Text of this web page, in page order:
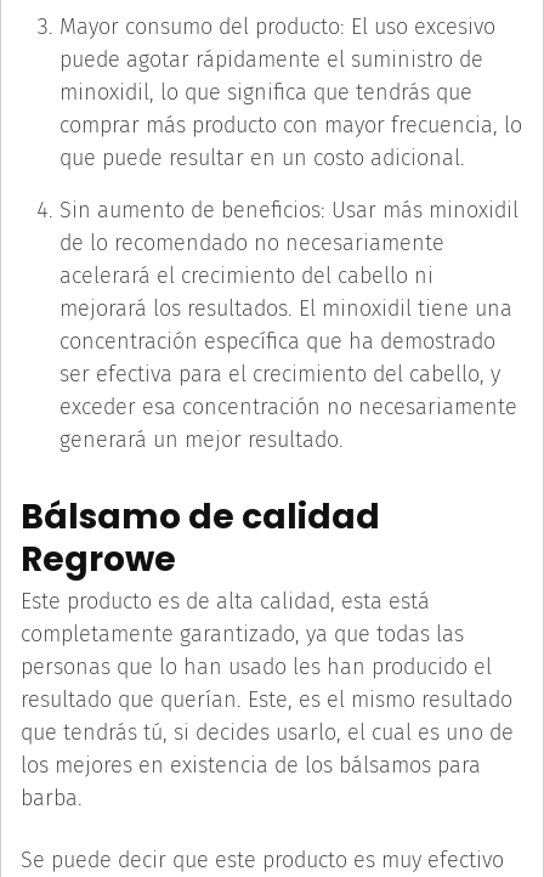
Mayor consumo del producto: El uso excesivo
puede agotar rápidamente el suministro de
minoxidil, lo que significa que tendrás que
comprar más producto con mayor frecuencia, lo
que puede resultar en un costo adicional.
Sin aumento de beneficios: Usar más minoxidil
de lo recomendado no necesariamente
acelerará el crecimiento del cabello ni
mejorará los resultados. El minoxidil tiene una
concentración específica que ha demostrado
ser efectiva para el crecimiento del cabello, y
exceder esa concentración no necesariamente
generará un mejor resultado.
Bálsamo de calidad
Regrowe
Este producto es de alta calidad, esta está
completamente garantizado, ya que todas las
personas que lo han usado les han producido el
resultado que querían. Este, es el mismo resultado
que tendrás tú, si decides usarlo, el cual es uno de
los mejores en existencia de los bálsamos para
barba.
Se puede decir que este producto es muy efectivo